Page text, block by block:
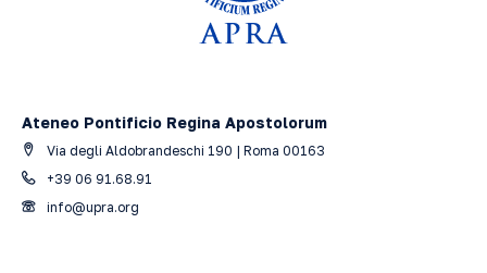
Ateneo Pontificio Regina Apostolorum
Via degli Aldobrandeschi 190 | Roma 00163
+39 06 91.68.91
info@upra.org